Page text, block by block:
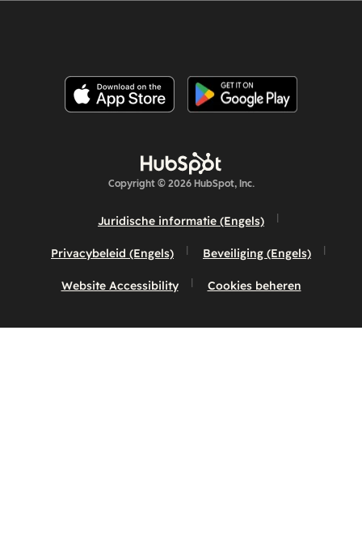
Copyright © 2026 HubSpot, Inc.
Juridische informatie (Engels)
Privacybeleid (Engels) Beveiliging (Engels)
Website Accessibility Cookies beheren